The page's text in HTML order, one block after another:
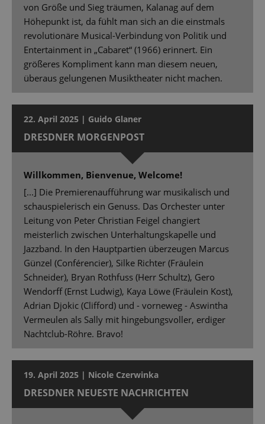
von Größe und Sieg träumen, Kalanag auf dem
Höhepunkt ist, da fühlt man sich an die einstmals
revolutionäre Musical-Verbindung von Politik und
Entertainment in „Cabaret“ (1966) erinnert. Ein
größeres Kompliment kann man diesem neuen,
überaus gelungenen Musiktheater nicht machen.
22. April 2025 | Guido Glaner
DRESDNER MORGENPOST
Willkommen, Bienvenue, Welcome!
[...] Die Premierenaufführung war musikalisch und
schauspielerisch ein Genuss. Das Orchester unter
Leitung von Peter Christian Feigel changiert
meisterlich zwischen Unterhaltungskapelle und
Jazzband. In den Hauptpartien überzeugen Marcus
Günzel (Conférencier), Silke Richter (Fräulein
Schneider), Bryan Rothfuss (Herr Schultz), Gero
Wendorff (Ernst Ludwig), Kaya Löwe (Fräulein Kost),
Adrian Djokic (Clifford) und - vorneweg - Aswintha
Vermeulen als Sally mit hingebungsvoller, erdiger
Nachtclub-Röhre. Bravo!
19. April 2025 | Nicole Czerwinka
DRESDNER NEUESTE NACHRICHTEN